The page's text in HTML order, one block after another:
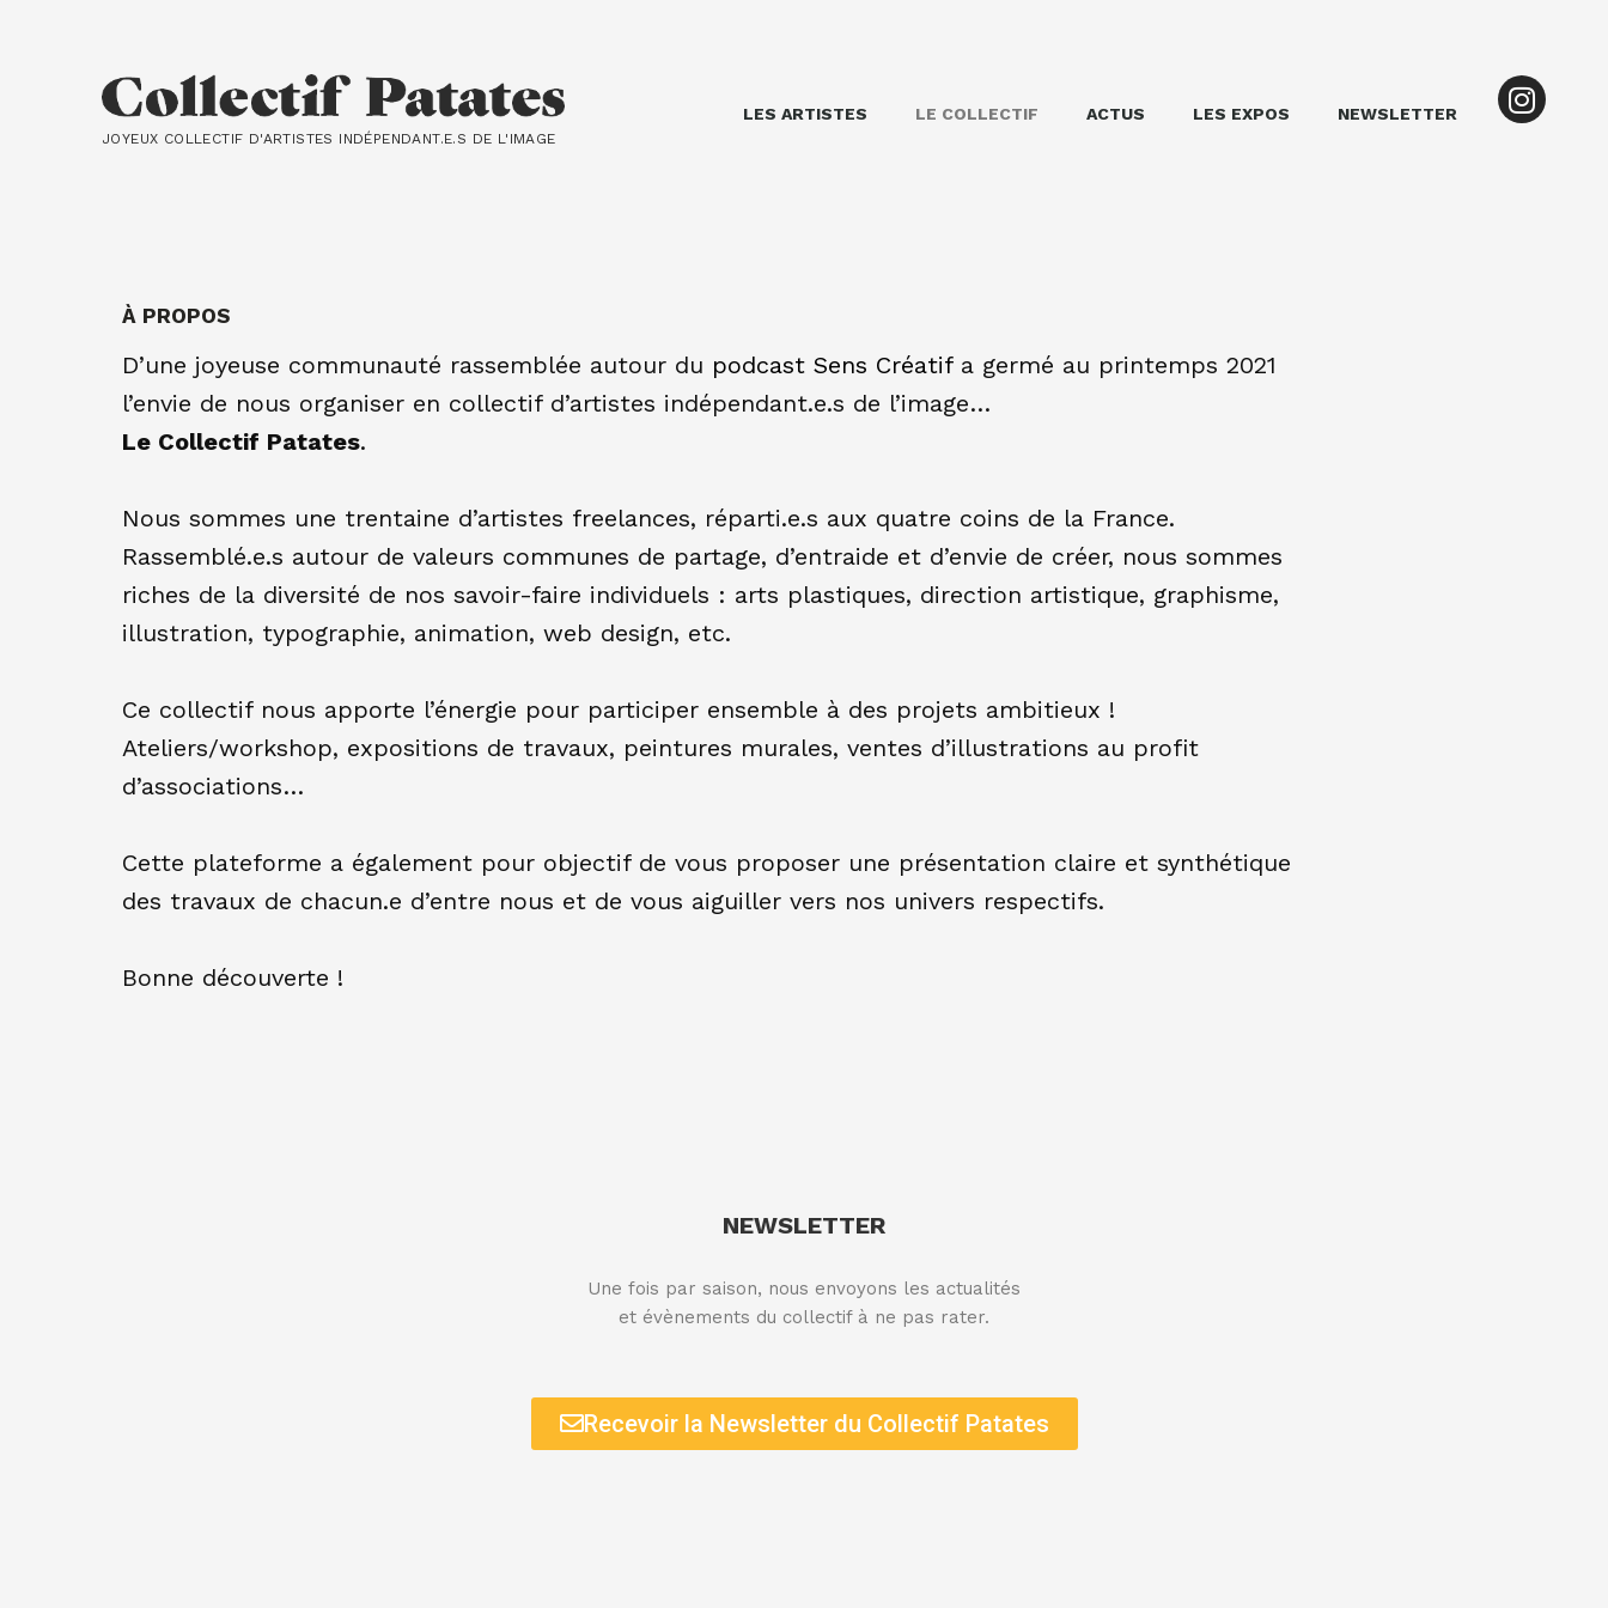
JOYEUX COLLECTIF D'ARTISTES INDÉPENDANT.E.S DE L'IMAGE
LES ARTISTES LE COLLECTIF ACTUS LES EXPOS NEWSLETTER
À PROPOS
D’une joyeuse communauté rassemblée autour du podcast Sens Créatifa germé au printemps 2021
l’envie de nous organiser en collectif d’artistes indépendant.e.s de l’image…
Le Collectif Patates.
Nous sommes une trentaine d’artistes freelances, réparti.e.s aux quatre coins de la France.
Rassemblé.e.s autour de valeurs communes de partage, d’entraide et d’envie de créer, nous sommes
riches de la diversité de nos savoir-faire individuels : arts plastiques, direction artistique, graphisme,
illustration, typographie, animation, web design, etc.
Ce collectif nous apporte l’énergie pour participer ensemble à des projets ambitieux !
Ateliers/workshop, expositions de travaux, peintures murales, ventes d’illustrations au profit
d’associations…
Cette plateforme a également pour objectif de vous proposer une présentation claire et synthétique
des travaux de chacun.e d’entre nous et de vous aiguiller vers nos univers respectifs.
Bonne découverte !
NEWSLETTER
Une fois par saison, nous envoyons les actualités
et évènements du collectif à ne pas rater.
Recevoir la Newsletter du Collectif Patates